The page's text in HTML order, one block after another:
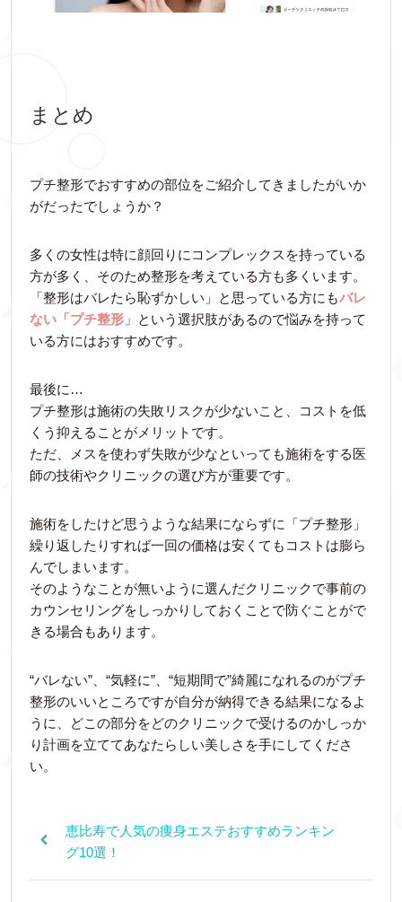
まとめ
プチ整形でおすすめの部位をご紹介してきましたがいか
がだったでしょうか？
多くの女性は特に顔回りにコンプレックスを持っている
方が多く、そのため整形を考えている方も多くいます。
「整形はバレたら恥ずかしい」と思っている方にもバレ
ない「プチ整形」 という選択肢があるので悩みを持って
いる方にはおすすめです。
最後に…
プチ整形は施術の失敗リスクが少ないこと、コストを低
くう抑えることがメリットです。
ただ、メスを使わず失敗が少なといっても施術をする医
師の技術やクリニックの選び方が重要です。
施術をしたけど思うような結果にならずに「プチ整形」
繰り返したりすれば一回の価格は安くてもコストは膨ら
んでしまいます。
そのようなことが無いように選んだクリニックで事前の
カウンセリングをしっかりしておくことで防ぐことがで
きる場合もあります。
“バレない”、“気軽に”、“短期間で”綺麗になれるのがプチ
整形のいいところですが自分が納得できる結果になるよ
うに、どこの部分をどのクリニックで受けるのかしっか
り計画を立ててあなたらしい美しさを手にしてくださ
い。
恵比寿で人気の痩身エステおすすめランキン
グ10選！